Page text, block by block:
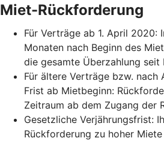
Miet-Rückforderung
Für Verträge ab 1. April 2020:
Monaten nach Beginn des
die gesamte Überzahlung
Für ältere Verträge bzw.
Frist ab Mietbeginn:
Zeitraum ab dem Zugang der
Gesetzliche Verjährungsfrist:
Rückforderung zu hoher